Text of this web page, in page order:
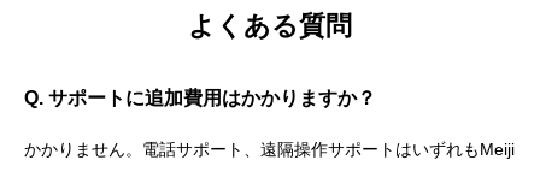
よくある質問
Q. サポートに追加費用はかかりますか？
かかりません。電話サポート、遠隔操作サポートはいずれもMeiji